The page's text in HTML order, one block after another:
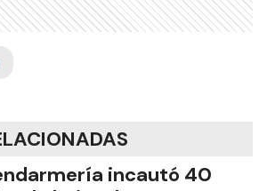
incautó 40